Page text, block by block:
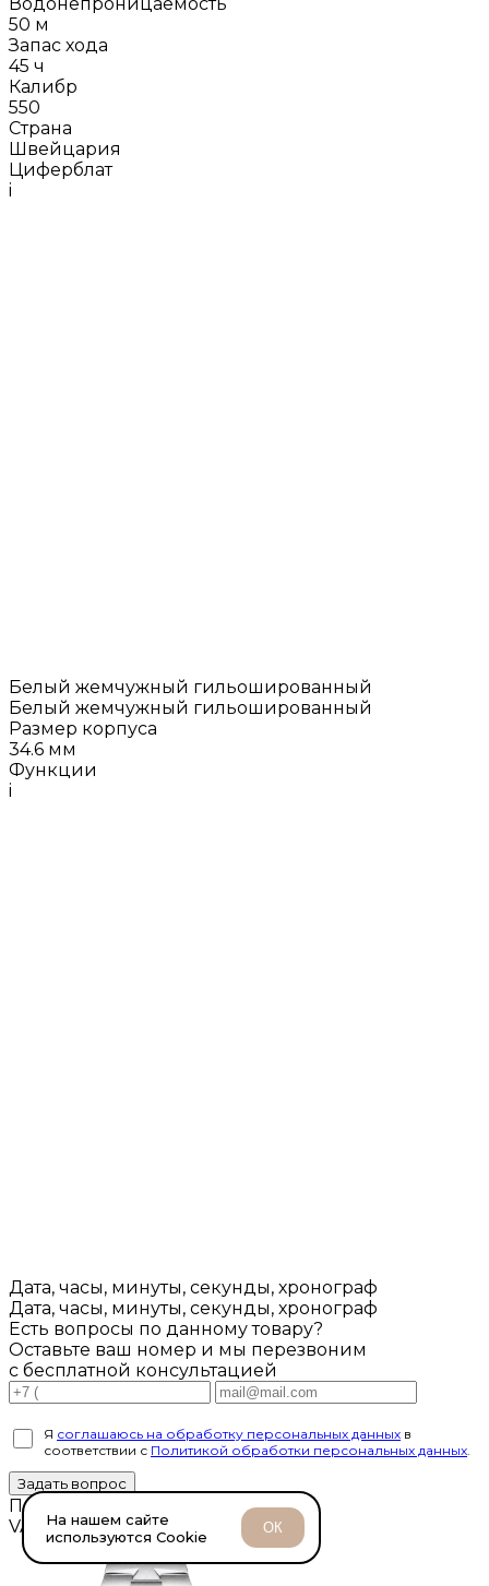
50 м
Запас хода
45 ч
Калибр
550
Страна
Швейцария
Циферблат
i
Белый жемчужный гильошированный
Белый жемчужный гильошированный
Размер корпуса
34.6 мм
Функции
i
Дата, часы, минуты, секунды, хронограф
Дата, часы, минуты, секунды, хронограф
Есть вопросы по данному товару?
Оставьте ваш номер и мы перезвоним
с бесплатной консультацией
Я соглашаюсь на обработку персональных данных в
соответствии с Политикой обработки персональных данных.
Задать вопрос
Похожие товары
VACHERON CONSTANTIN
На нашем сайте
используются Cookie
ОК